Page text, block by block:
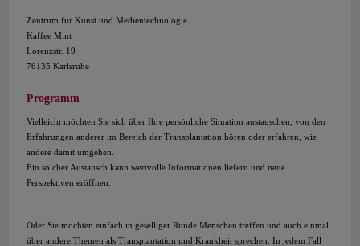
Zentrum für Kunst und Medientechnologie
Kaffee Mint
Lorenzstr. 19
76135 Karlsruhe
Programm
Vielleicht möchten Sie sich über Ihre persönliche Situation austauschen, von den
Erfahrungen anderer im Bereich der Transplantation hören oder erfahren, wie
andere damit umgehen.
Ein solcher Austausch kann wertvolle Informationen liefern und neue
Perspektiven eröffnen.
Oder Sie möchten einfach in geselliger Runde Menschen treffen und auch einmal
über andere Themen als Transplantation und Krankheit sprechen. In jedem Fall